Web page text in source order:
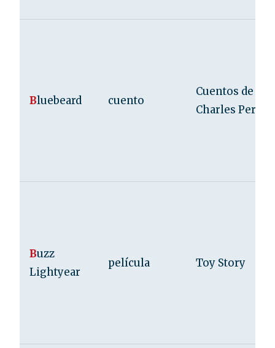
Bluebeard cuento
Cuentos de
Charles
Buzz
Lightyear
película Toy Story